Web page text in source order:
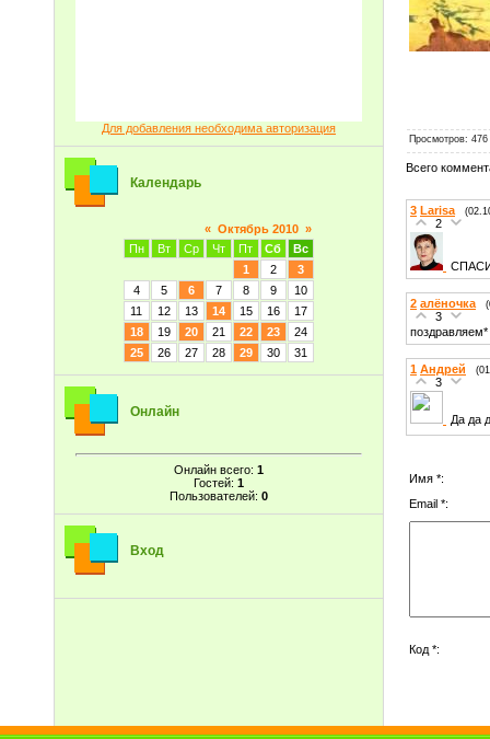
Для добавления необходима авторизация
Календарь
« Октябрь 2010 »
Пн
Вт Ср Чт Пт Сб
Вс
1
2
3
4
5 6 7 8 9
10
11
12 13 14 15 16
17
18
19 20 21 22 23
24
25
26 27 28 29 30 31
Онлайн
Онлайн всего: 1
Гостей: 1
Пользователей: 0
Вход
Просмотров:
Всего
3 Larisa
2
2 алёночка
3
поздравляем*
1 Андрей
3
Да да
Имя *:
Email *:
Код *: